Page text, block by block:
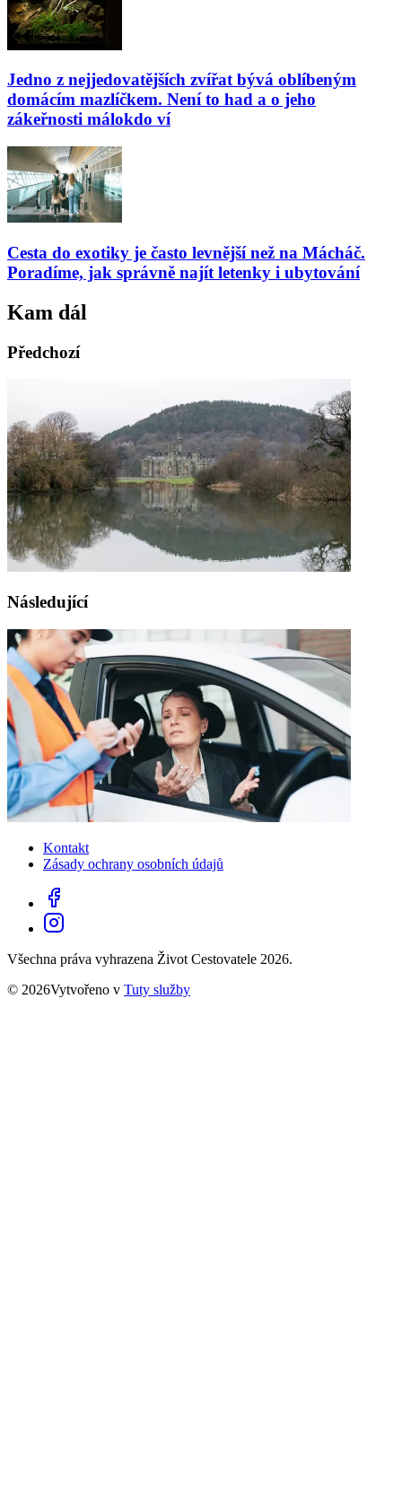
Jedno z nejjedovatějších zvířat bývá oblíbeným
domácím mazlíčkem. Není to had a o jeho
zákeřnosti málokdo ví
Cesta do exotiky je často levnější než na Mácháč.
Poradíme, jak správně najít letenky i ubytování
Kam dál
Předchozí
Následující
Kontakt
Zásady ochrany osobních údajů
Všechna práva vyhrazena Život Cestovatele 2026.
© 2026Vytvořeno v Tuty služby